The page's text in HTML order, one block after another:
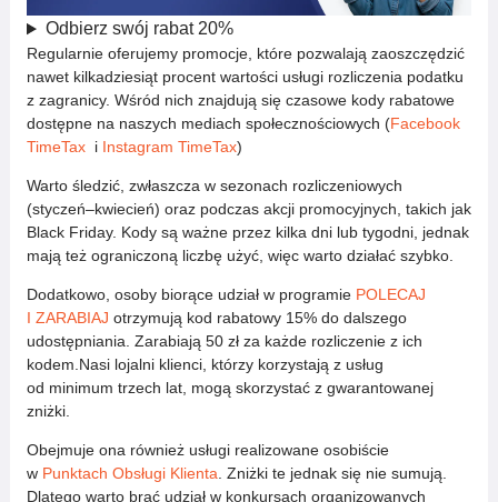
Odbierz swój rabat 20%
Regularnie oferujemy promocje, które pozwalają zaoszczędzić
nawet kilkadziesiąt procent wartości usługi rozliczenia podatku
z zagranicy. Wśród nich znajdują się czasowe kody rabatowe
dostępne na naszych mediach społecznościowych (Facebook
TimeTaxi Instagram TimeTax)
Warto śledzić, zwłaszcza w sezonach rozliczeniowych
(styczeń–kwiecień) oraz podczas akcji promocyjnych, takich jak
Black Friday. Kody są ważne przez kilka dni lub tygodni, jednak
mają też ograniczoną liczbę użyć, więc warto działać szybko.
Dodatkowo, osoby biorące udział w programie POLECAJ
I ZARABIAJ otrzymują kod rabatowy 15% do dalszego
udostępniania. Zarabiają 50 zł za każde rozliczenie z ich
kodem.Nasi lojalni klienci, którzy korzystają z usług
od minimum trzech lat, mogą skorzystać z gwarantowanej
zniżki.
Obejmuje ona również usługi realizowane osobiście
w Punktach Obsługi Klienta. Zniżki te jednak się nie sumują.
Dlatego warto brać udział w konkursach organizowanych